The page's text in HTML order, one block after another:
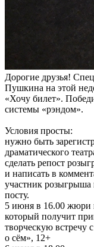
Дорогие друзья!
Пушкина на этой
«Хочу билет».
системы «рэндом».
Условия просты:
нужно быть
драматического
сделать репост
и написать в
участник розыгрыша
посту.
5 июня в 16.00 жюри
который получит
творческую
о сём», 12+